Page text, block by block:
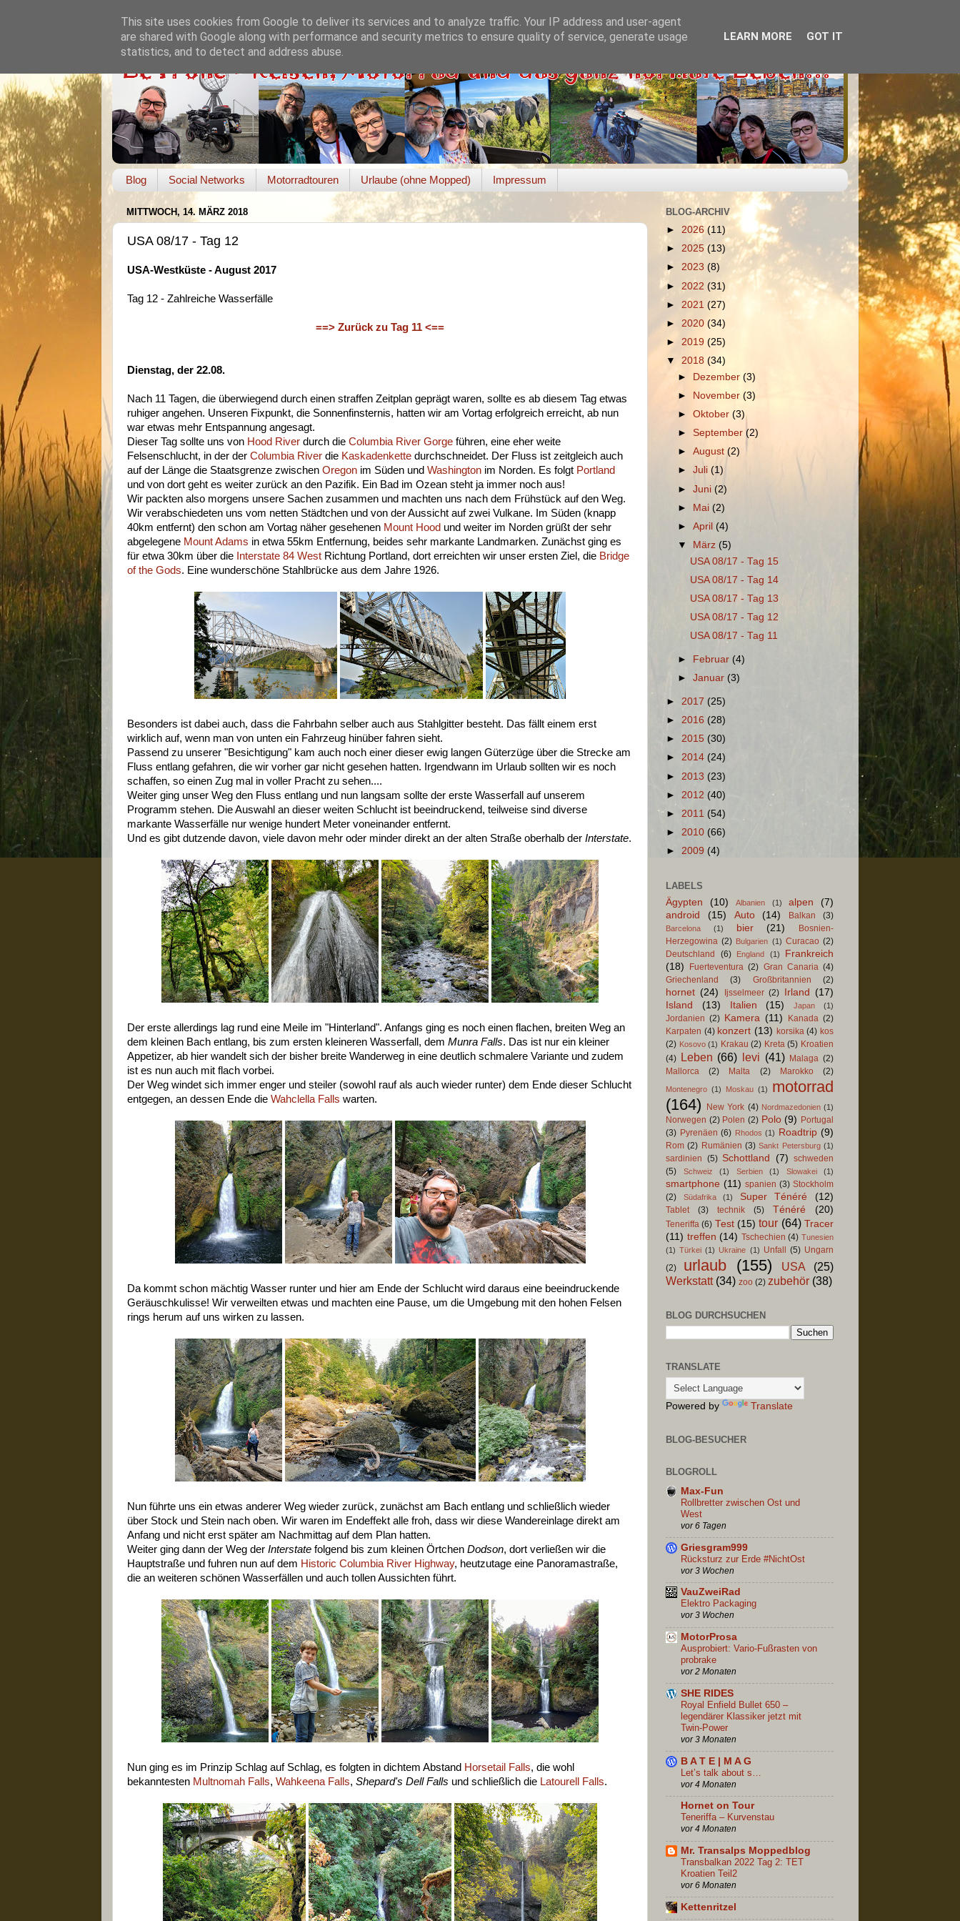
Blog Social Networks Motorradtouren Urlaube (ohne Mopped) Impressum
MITTWOCH, 14. MÄRZ 2018
USA 08/17 - Tag 12
USA-Westküste - August 2017
Tag 12 - Zahlreiche Wasserfälle
==> Zurück zu Tag 11 <==
Dienstag, der 22.08.
Nach 11 Tagen, die überwiegend durch einen straffen Zeitplan geprägt waren, sollte es ab diesem Tag etwas
ruhiger angehen. Unseren Fixpunkt, die Sonnenfinsternis, hatten wir am Vortag erfolgreich erreicht, ab nun
war etwas mehr Entspannung angesagt.
Dieser Tag sollte uns von Hood River durch die Columbia River Gorge führen, eine eher weite
Felsenschlucht, in der der Columbia River die Kaskadenkette durchschneidet. Der Fluss ist zeitgleich auch
auf der Länge die Staatsgrenze zwischen Oregon im Süden und Washington im Norden. Es folgt Portland
und von dort geht es weiter zurück an den Pazifik. Ein Bad im Ozean steht ja immer noch aus!
Wir packten also morgens unsere Sachen zusammen und machten uns nach dem Frühstück auf den Weg.
Wir verabschiedeten uns vom netten Städtchen und von der Aussicht auf zwei Vulkane. Im Süden (knapp
40km entfernt) den schon am Vortag näher gesehenen Mount Hood und weiter im Norden grüßt der sehr
abgelegene Mount Adams in etwa 55km Entfernung, beides sehr markante Landmarken. Zunächst ging es
für etwa 30km über die Interstate 84 West Richtung Portland, dort erreichten wir unser ersten Ziel, die Bridge
of the Gods. Eine wunderschöne Stahlbrücke aus dem Jahre 1926.
Besonders ist dabei auch, dass die Fahrbahn selber auch aus Stahlgitter besteht. Das fällt einem erst
wirklich auf, wenn man von unten ein Fahrzeug hinüber fahren sieht.
Passend zu unserer "Besichtigung" kam auch noch einer dieser ewig langen Güterzüge über die Strecke am
Fluss entlang gefahren, die wir vorher gar nicht gesehen hatten. Irgendwann im Urlaub sollten wir es noch
schaffen, so einen Zug mal in voller Pracht zu sehen....
Weiter ging unser Weg den Fluss entlang und nun langsam sollte der erste Wasserfall auf unserem
Programm stehen. Die Auswahl an dieser weiten Schlucht ist beeindruckend, teilweise sind diverse
markante Wasserfälle nur wenige hundert Meter voneinander entfernt.
Und es gibt dutzende davon, viele davon mehr oder minder direkt an der alten Straße oberhalb der Interstate.
Der erste allerdings lag rund eine Meile im "Hinterland". Anfangs ging es noch einen flachen, breiten Weg an
dem kleinen Bach entlang, bis zum ersten kleineren Wasserfall, dem Munra Falls. Das ist nur ein kleiner
Appetizer, ab hier wandelt sich der bisher breite Wanderweg in eine deutlich schmalere Variante und zudem
ist es nun auch mit flach vorbei.
Der Weg windet sich immer enger und steiler (sowohl rauf als auch wieder runter) dem Ende dieser Schlucht
entgegen, an dessen Ende die Wahclella Falls warten.
Da kommt schon mächtig Wasser runter und hier am Ende der Schlucht wird daraus eine beeindruckende
Geräuschkulisse! Wir verweilten etwas und machten eine Pause, um die Umgebung mit den hohen Felsen
rings herum auf uns wirken zu lassen.
Nun führte uns ein etwas anderer Weg wieder zurück, zunächst am Bach entlang und schließlich wieder
über Stock und Stein nach oben. Wir waren im Endeffekt alle froh, dass wir diese Wandereinlage direkt am
Anfang und nicht erst später am Nachmittag auf dem Plan hatten.
Weiter ging dann der Weg der Interstate folgend bis zum kleinen Örtchen Dodson, dort verließen wir die
Hauptstraße und fuhren nun auf dem Historic Columbia River Highway, heutzutage eine Panoramastraße,
die an weiteren schönen Wasserfällen und auch tollen Aussichten führt.
Nun ging es im Prinzip Schlag auf Schlag, es folgten in dichtem Abstand Horsetail Falls, die wohl
bekanntesten Multnomah Falls, Wahkeena Falls, Shepard's Dell Falls und schließlich die Latourell Falls.
BLOG-ARCHIV
► 2026 (11)
► 2025(13)
► 2023 (8)
► 2022 (31)
► 2021 (27)
► 2020 (34)
► 2019 (25)
▼ 2018 (34)
►
Dezember(3)
►
November(3)
►Oktober(3)
► September(2)
►August(2)
►Juli(1)
►Juni(2)
► Mai (2)
►April (4)
▼
März (5)
USA 08/17 - Tag 15
USA 08/17 - Tag 14
USA 08/17 - Tag 13
USA 08/17 - Tag 12
USA 08/17 - Tag 11
► Februar (4)
►Januar (3)
► 2017 (25)
► 2016 (28)
► 2015 (30)
► 2014 (24)
► 2013 (23)
► 2012 (40)
► 2011 (54)
► 2010 (66)
► 2009 (4)
LABELS
Ägypten
(10) Albanien (1) alpen
(7)
android
(15) Auto (14) Balkan (3)
Barcelona (1) bier (21)
Bosnien-
Herzegowina (2) Bulgarien (1) Curacao (2)
Deutschland
(6) England (1)
Frankreich
(18)
Fuerteventura (2) Gran Canaria (4)
Griechenland
(3) Großbritannien (2)
hornet (24) Ijsselmeer (2) Irland
(17)
Island
(13) Italien (15) Japan (1)
Jordanien (2) Kamera (11) Kanada (2)
Karpaten (4) konzert (13) korsika (4) kos
(2) Kosovo (1) Krakau (2) Kreta (5) Kroatien
(4) Leben (66) levi (41) Malaga (2)
Mallorca
(2) Malta (2) Marokko (2)
Montenegro (1) Moskau (1)
motorrad
(164)
New York (4) Nordmazedonien (1)
Norwegen (2) Polen (2) Polo (9) Portugal
(3) Pyrenäen (6) Rhodos (1) Roadtrip (9)
Rom (2) Rumänien (3) Sankt Petersburg (1)
sardinien (5) Schottland (7) schweden
(5)
Schweiz (1) Serbien (1) Slowakei (1)
smartphone (11) spanien (3) Stockholm
(2)
Südafrika (1) Super Ténéré (12)
Tablet (3) technik (5) Ténéré (20)
Teneriffa (6) Test (15) tour (64) Tracer
(11) treffen (14) Tschechien (4) Tunesien
(1) Türkei (1) Ukraine (1) Unfall (5) Ungarn
(2)
urlaub (155) USA
(25)
Werkstatt (34) zoo (2) zubehör (38)
BLOG DURCHSUCHEN
TRANSLATE
Powered by Translate
BLOG-BESUCHER
BLOGROLL
Max-Fun
Rollbretter zwischen Ost und
West
vor 6 Tagen
Griesgram999
Rücksturz zur Erde #NichtOst
vor 3 Wochen
VauZweiRad
Elektro Packaging
vor 3 Wochen
MotorProsa
Ausprobiert: Vario-Fußrasten von
probrake
vor 2 Monaten
SHE RIDES
Royal Enfield Bullet 650 –
legendärer Klassiker jetzt mit
Twin-Power
vor 3 Monaten
B A T E | M A G
Let’s talk about s…
vor 4 Monaten
Hornet on Tour
Teneriffa – Kurvenstau
vor 4 Monaten
Mr. Transalps Moppedblog
Transbalkan 2022 Tag 2: TET
Kroatien Teil2
vor 6 Monaten
Kettenritzel
This site uses cookies from Google to deliver its services and to analyze traffic. Your IP address and user-agent
are shared with Google along with performance and security metrics to ensure quality of service, generate usage
statistics, and to detect and address abuse.
LEARN MORE GOT IT